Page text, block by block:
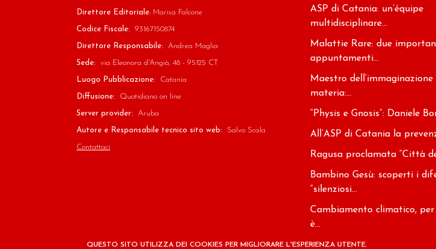
Direttore Editoriale: Marisa Falcone
Codice Fiscale: 93167150874
Direttore Responsabile: Andrea Maglia
Sede: via Eleonora d'Angiò, 48 - 95125 CT
Luogo Pubblicazione: Catania
Diffusione: Quotidiano on line
Server provider: Aruba
Autore e Responsabile tecnico sito web: Salvo Scala
Contattaci
ASP di Catania: un’équipe
multidisciplinare...
Malattie Rare: due
appuntamenti...
Maestro dell’immaginazione
materia:...
“Physis e Gnosis”: Daniele
All’ASP di Catania la
Ragusa proclamata “Città
Bambino Gesù: scoperti i
“silenziosi...
Cambiamento climatico,
è...
QUESTO SITO UTILIZZA DEI COOKIES PER MIGLIORARE L'ESPERIENZA UTENTE.